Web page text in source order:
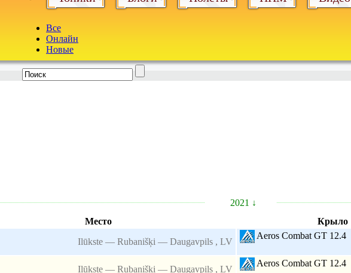
Все
Онлайн
Новые
2021 ↓
Место Крыло
Ilūkste — Rubanišķi — Daugavpils , LV
Aeros Combat GT 12.4
Ilūkste — Rubanišķi — Daugavpils , LV
Aeros Combat GT 12.4